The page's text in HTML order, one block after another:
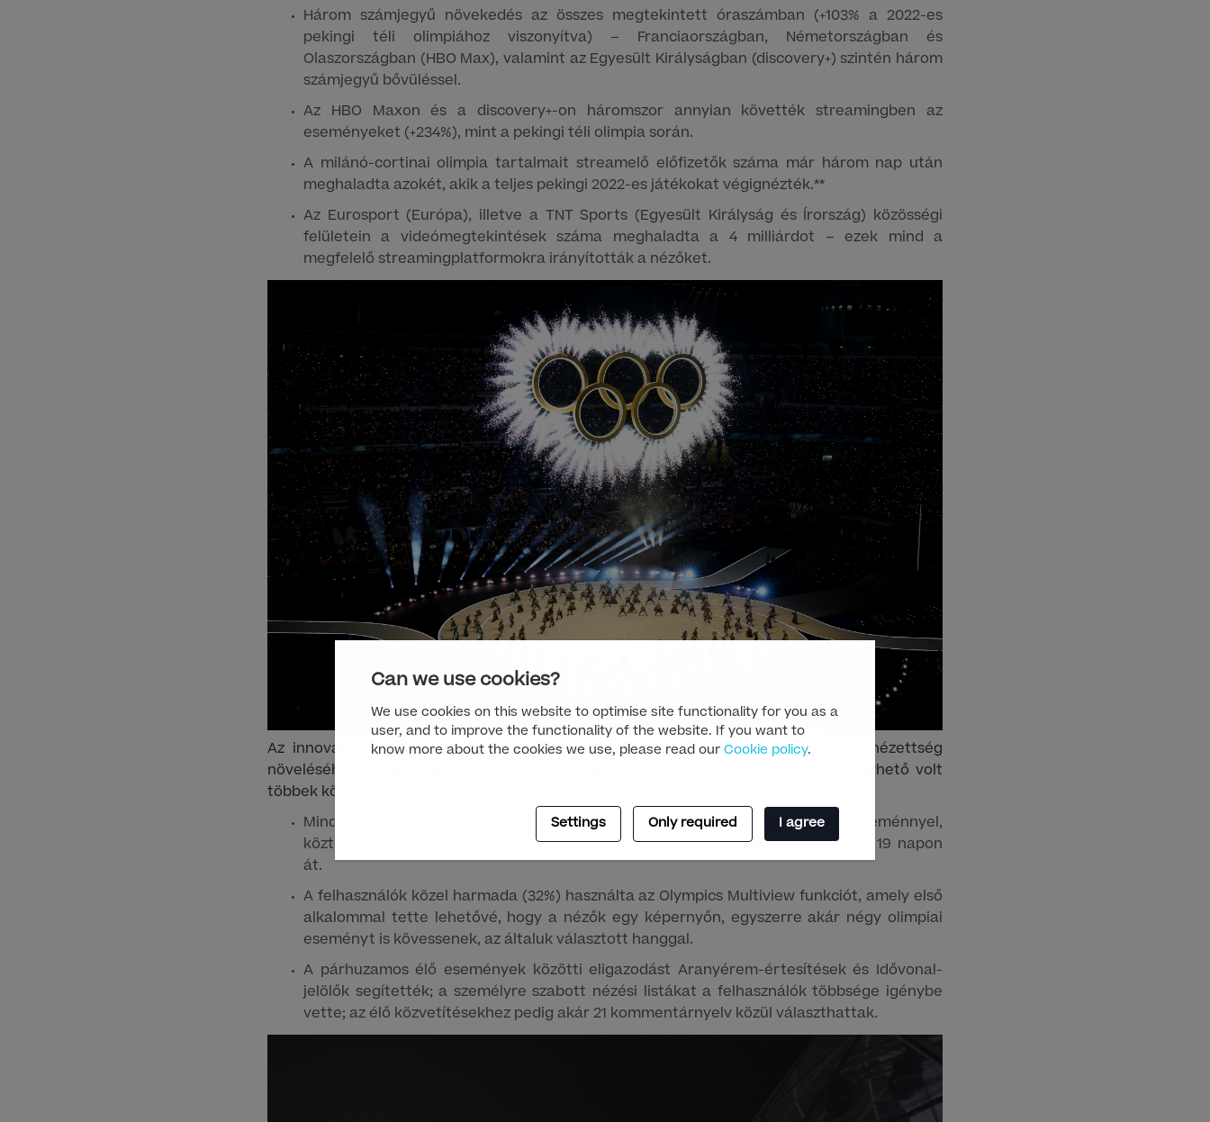
Can we use cookies?
We use cookies on this website to optimise site functionality for you as a
user, and to improve the functionality of the website. If you want to
know more about the cookies we use, please read our Cookie policy.
Settings Only required I agree
Három számjegyű növekedés az összes megtekintett óraszámban (+103% a 2022-es
pekingi téli olimpiához viszonyítva) – Franciaországban, Németországban és
Olaszországban (HBO Max), valamint az Egyesült Királyságban (discovery+) szintén három
számjegyű bővüléssel.
Az HBO Maxon és a discovery+-on háromszor annyian követték streamingben az
eseményeket (+234%), mint a pekingi téli olimpia során.
A milánó-cortinai olimpia tartalmait streamelő előfizetők száma már három nap után
meghaladta azokét, akik a teljes pekingi 2022-es játékokat végignézték.**
Az Eurosport (Európa), illetve a TNT Sports (Egyesült Királyság és Írország) közösségi
felületein a videómegtekintések száma meghaladta a 4 milliárdot – ezek mind a
megfelelő streamingplatformokra irányították a nézőket.
Az innovatív streamingfunkciók jelentősen hozzájárultak az elköteleződés és a nézettség
növeléséhez. A HBO Max és a discovery+ teljes olimpiai élményének részeként elérhető volt
többek között:
Mind a 246 esemény élő közvetítése – csúcsidőben akár 11 párhuzamos eseménnyel,
köztük 116 éremosztó versenyszámmal; összesen 2900 sportoló részvételével, 19 napon
át.
A felhasználók közel harmada (32%) használta az Olympics Multiview funkciót, amely első
alkalommal tette lehetővé, hogy a nézők egy képernyőn, egyszerre akár négy olimpiai
eseményt is kövessenek, az általuk választott hanggal.
A párhuzamos élő események közötti eligazodást Aranyérem-értesítések és Idővonal-
jelölők segítették; a személyre szabott nézési listákat a felhasználók többsége igénybe
vette; az élő közvetítésekhez pedig akár 21 kommentárnyelv közül választhattak.